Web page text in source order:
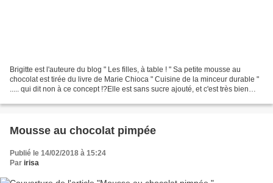
Brigitte est l'auteure du blog " Les filles, à table ! " Sa petite mousse au
chocolat est tirée du livre de Marie Chioca " Cuisine de la minceur durable "
..... qui dit non à ce concept !?Elle est sans sucre ajouté, et c'est très bien
Mousse au chocolat pimpée
Publié le 14/02/2018 à 15:24
Par irisa